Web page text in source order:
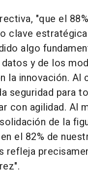
"que el
clave
algo
y de los
la innovación. Al
seguridad para
con agilidad. Al
de la
el 82% de
refleja